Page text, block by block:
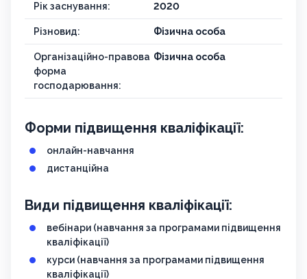
Рік заснування: 2020
Різновид: Фізична особа
Організаційно-правова
форма
господарювання:
Фізична особа
Форми підвищення кваліфікації:
онлайн-навчання
дистанційна
Види підвищення кваліфікації:
вебінари (навчання за програмами підвищення
кваліфікації)
курси (навчання за програмами підвищення
кваліфікації)